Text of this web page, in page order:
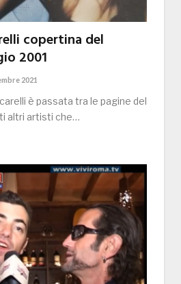
copertina del
2001
2021
è passata tra le pagine del
altri artisti che…